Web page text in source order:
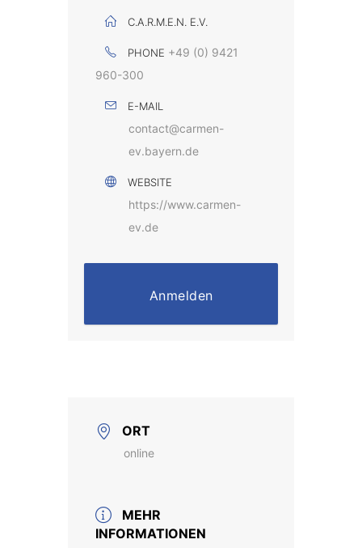
C.A.R.M.E.N. E.V.
PHONE +49 (0) 9421
960-300
E-MAIL
contact@carmen-
ev.bayern.de
WEBSITE
https://www.carmen-
ev.de
Anmelden
ORT
online
MEHR
INFORMATIONEN